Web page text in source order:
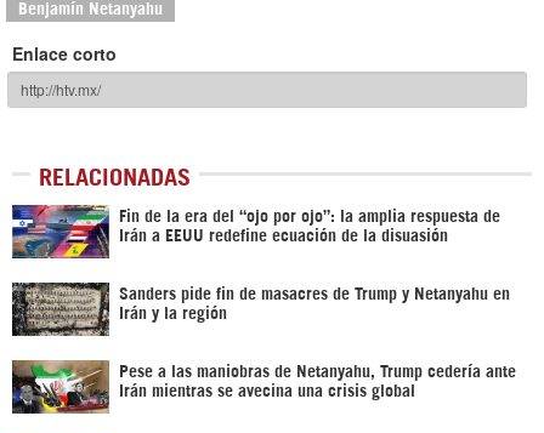
Benjamín Netanyahu
Enlace corto
RELACIONADAS
Fin de la era del “ojo por ojo”: la amplia respuesta de
Irán a EEUU redefine ecuación de la disuasión
Sanders pide fin de masacres de Trump y Netanyahu en
Irán y la región
Pese a las maniobras de Netanyahu, Trump cedería ante
Irán mientras se avecina una crisis global